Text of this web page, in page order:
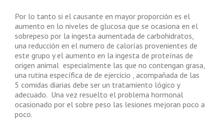
Por lo tanto si el causante en mayor proporción es el
aumento en lo niveles de glucosa que se ocasiona en el
sobrepeso por la ingesta aumentada de carbohidratos,
una reducción en el numero de calorías provenientes de
este grupo y el aumento en la ingesta de proteínas de
origen animal especialmente las que no contengan grasa,
una rutina específica de de ejercicio , acompañada de las
5 comidas diarias debe ser un tratamiento lógico y
adecuado. Una vez resuelto el problema hormonal
ocasionado por el sobre peso las lesiones mejoran poco a
poco.